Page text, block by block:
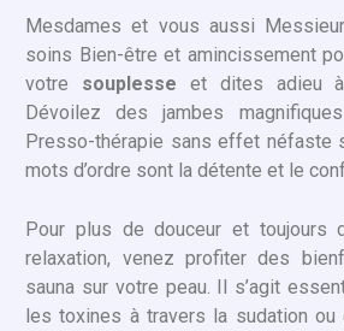
Mesdames et vous aussi
soins Bien-être et amincissement
votre souplesse et dites adieu à
Dévoilez des jambes
Presso-thérapie sans effet néfaste
mots d’ordre sont la détente et le
Pour plus de douceur et toujours
relaxation, venez profiter des
sauna sur votre peau. Il s’agit
les toxines à travers la sudation ou